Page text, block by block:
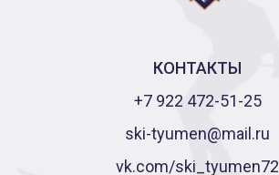
КОНТАКТЫ
+7 922 472-51-25
ski-tyumen@mail.ru
vk.com/ski_tyumen72